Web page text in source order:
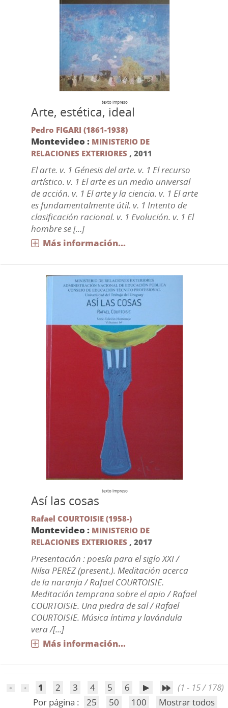
texto impreso
Arte, estética, ideal
Pedro FIGARI (1861-1938)
Montevideo : MINISTERIO DE
RELACIONES EXTERIORES , 2011
El arte. v. 1 Génesis del arte. v. 1 El recurso
artístico. v. 1 El arte es un medio universal
de acción. v. 1 El arte y la ciencia. v. 1 El arte
es fundamentalmente útil. v. 1 Intento de
clasificación racional. v. 1 Evolución. v. 1 El
hombre se [...]
Más información...
texto impreso
Así las cosas
Rafael COURTOISIE (1958-)
Montevideo : MINISTERIO DE
RELACIONES EXTERIORES , 2017
Presentación : poesía para el siglo XXI /
Nilsa PEREZ (present.). Meditación acerca
de la naranja / Rafael COURTOISIE.
Meditación temprana sobre el apio / Rafael
COURTOISIE. Una piedra de sal / Rafael
COURTOISIE. Música íntima y lavándula
vera /[...]
Más información...
1 2 3 4 5 6
(1 - 15 / 178)
Por página :
25 50 100 Mostrar todos